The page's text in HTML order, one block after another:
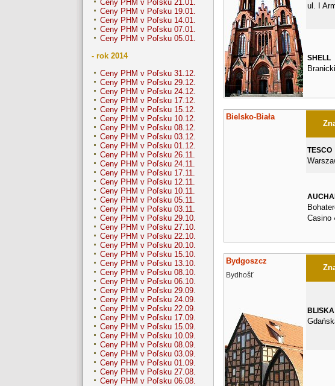
Ceny PHM v Poľsku 21.01.
Ceny PHM v Poľsku 19.01.
Ceny PHM v Poľsku 14.01.
Ceny PHM v Poľsku 07.01.
Ceny PHM v Poľsku 05.01.
- rok 2014
Ceny PHM v Poľsku 31.12.
Ceny PHM v Poľsku 29.12.
Ceny PHM v Poľsku 24.12.
Ceny PHM v Poľsku 17.12.
Ceny PHM v Poľsku 15.12.
Ceny PHM v Poľsku 10.12.
Ceny PHM v Poľsku 08.12.
Ceny PHM v Poľsku 03.12.
Ceny PHM v Poľsku 01.12.
Ceny PHM v Poľsku 26.11.
Ceny PHM v Poľsku 24.11.
Ceny PHM v Poľsku 17.11.
Ceny PHM v Poľsku 12.11.
Ceny PHM v Poľsku 10.11.
Ceny PHM v Poľsku 05.11.
Ceny PHM v Poľsku 03.11.
Ceny PHM v Poľsku 29.10.
Ceny PHM v Poľsku 27.10.
Ceny PHM v Poľsku 22.10.
Ceny PHM v Poľsku 20.10.
Ceny PHM v Poľsku 15.10.
Ceny PHM v Poľsku 13.10.
Ceny PHM v Poľsku 08.10.
Ceny PHM v Poľsku 06.10.
Ceny PHM v Poľsku 29.09.
Ceny PHM v Poľsku 24.09.
Ceny PHM v Poľsku 22.09.
Ceny PHM v Poľsku 17.09.
Ceny PHM v Poľsku 15.09.
Ceny PHM v Poľsku 10.09.
Ceny PHM v Poľsku 08.09.
Ceny PHM v Poľsku 03.09.
Ceny PHM v Poľsku 01.09.
Ceny PHM v Poľsku 27.08.
Ceny PHM v Poľsku 06.08.
ul. I
SHELL
Bielsko-Biała
TESCO
Casino
Bydgoszcz
Bydhošť
BLISKA